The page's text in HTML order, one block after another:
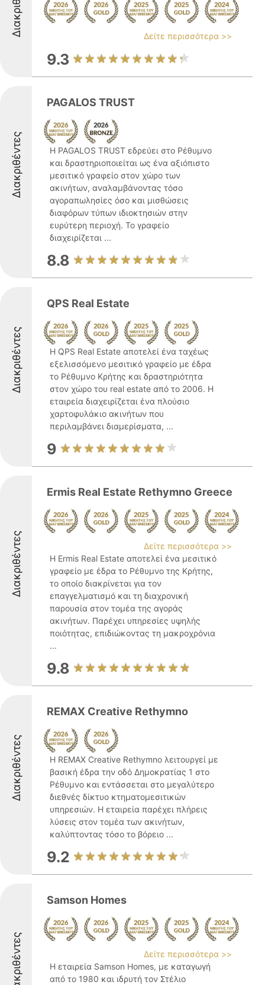
Δείτε περισσότερα >>
9.3
Διακριθέντες
PAGALOS TRUST
Η PAGALOS TRUST εδρεύει στο Ρέθυμνο
και δραστηριοποιείται ως ένα αξιόπιστο
μεσιτικό γραφείο στον χώρο των
ακινήτων, αναλαμβάνοντας τόσο
αγοραπωλησίες όσο και μισθώσεις
διαφόρων τύπων ιδιοκτησιών στην
ευρύτερη περιοχή. Το γραφείο
διαχειρίζεται ...
8.8
Διακριθέντες
QPS Real Estate
Η QPS Real Estate αποτελεί ένα ταχέως
εξελισσόμενο μεσιτικό γραφείο με έδρα
το Ρέθυμνο Κρήτης και δραστηριότητα
στον χώρο του real estate από το 2006. Η
εταιρεία διαχειρίζεται ένα πλούσιο
χαρτοφυλάκιο ακινήτων που
περιλαμβάνει διαμερίσματα, ...
9
Διακριθέντες
Ermis Real Estate Rethymno Greece
Δείτε περισσότερα >>
Η Ermis Real Estate αποτελεί ένα μεσιτικό
γραφείο με έδρα το Ρέθυμνο της Κρήτης,
το οποίο διακρίνεται για τον
επαγγελματισμό και τη διαχρονική
παρουσία στον τομέα της αγοράς
ακινήτων. Παρέχει υπηρεσίες υψηλής
ποιότητας, επιδιώκοντας τη μακροχρόνια
...
9.8
Διακριθέντες
REMAX Creative Rethymno
H REMAX Creative Rethymno λειτουργεί με
βασική έδρα την οδό Δημοκρατίας 1 στο
Ρέθυμνο και εντάσσεται στο μεγαλύτερο
διεθνές δίκτυο κτηματομεσιτικών
υπηρεσιών. Η εταιρεία παρέχει πλήρεις
λύσεις στον τομέα των ακινήτων,
καλύπτοντας τόσο το βόρειο ...
9.2
Διακριθέντες
Samson Homes
Δείτε περισσότερα >>
Η εταιρεία Samson Homes, με καταγωγή
από το 1980 και ιδρυτή τον Στέλιο